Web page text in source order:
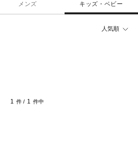
メンズ キッズ・ベビー
人気順
1 件 / 1 件中